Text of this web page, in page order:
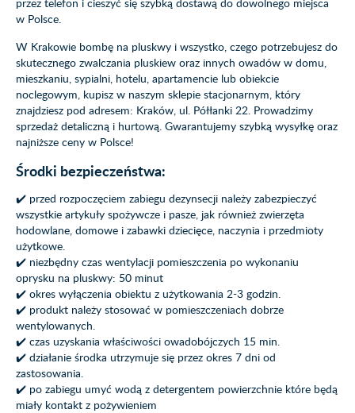
w Polsce.
W Krakowie bombę na pluskwy i wszystko, czego potrzebujesz do
skutecznego zwalczania pluskiew oraz innych owadów w domu,
mieszkaniu, sypialni, hotelu, apartamencie lub obiekcie
noclegowym, kupisz w naszym sklepie stacjonarnym, który
znajdziesz pod adresem: Kraków, ul. Półłanki 22. Prowadzimy
sprzedaż detaliczną i hurtową. Gwarantujemy szybką wysyłkę oraz
najniższe ceny w Polsce!
Środki bezpieczeństwa:
✔️ przed rozpoczęciem zabiegu dezynsecji należy zabezpieczyć
wszystkie artykuły spożywcze i pasze, jak również zwierzęta
hodowlane, domowe i zabawki dziecięce, naczynia i przedmioty
użytkowe.
✔️ niezbędny czas wentylacji pomieszczenia po wykonaniu
oprysku na pluskwy: 50 minut
✔️ okres wyłączenia obiektu z użytkowania 2-3 godzin.
✔️ produkt należy stosować w pomieszczeniach dobrze
wentylowanych.
✔️ czas uzyskania właściwości owadobójczych 15 min.
✔️ działanie środka utrzymuje się przez okres 7 dni od
zastosowania.
✔️ po zabiegu umyć wodą z detergentem powierzchnie które będą
miały kontakt z pożywieniem